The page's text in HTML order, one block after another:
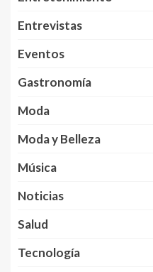
Entrevistas
Eventos
Gastronomía
Moda
Moda y Belleza
Música
Noticias
Salud
Tecnología